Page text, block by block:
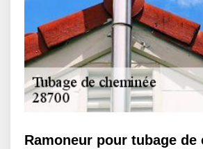
Ramoneur pour tubage de